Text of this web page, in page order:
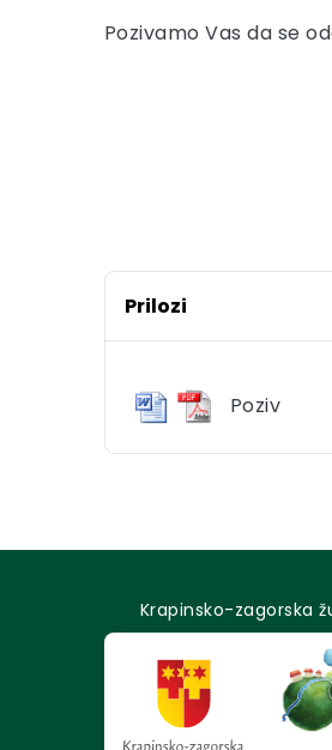
Pozivamo Vas da se
Prilozi
Poziv
Krapinsko-zagorska